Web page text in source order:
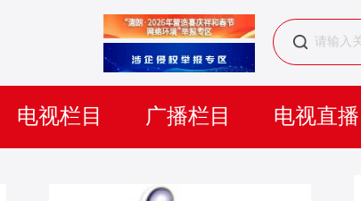
电视栏目 广播栏目 电视直播